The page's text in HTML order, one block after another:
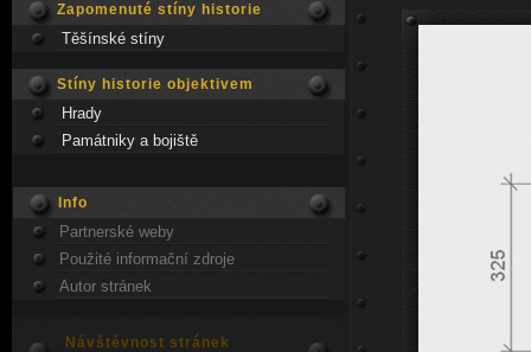
Zapomenuté stíny historie
Těšínské stíny
Stíny historie objektivem
Hrady
Památniky a bojiště
Info
Partnerské weby
Použité informační zdroje
Autor stránek
Návštěvnost stránek